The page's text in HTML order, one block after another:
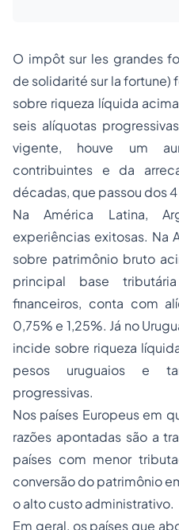
O impôt sur les grandes
de solidarité sur la fortune)
sobre riqueza líquida
seis alíquotas
vigente, houve um
contribuintes e da
décadas, que passou dos
Na América Latina,
experiências exitosas. Na
sobre patrimônio bruto
principal base
financeiros, conta com
0,75% e 1,25%. Já no
incide sobre riqueza
pesos uruguaios e
progressivas.
Nos países Europeus em
razões apontadas são a
países com menor
conversão do patrimônio
o alto custo administrativo.
Em geral, os países que